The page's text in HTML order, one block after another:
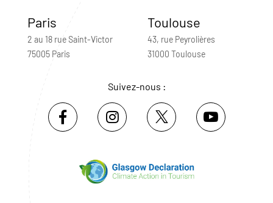
Paris
2 au 18 rue Saint-Victor
75005 Paris
Toulouse
43, rue Peyrolières
31000 Toulouse
Suivez-nous :